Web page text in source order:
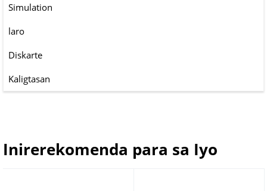
Simulation
laro
Diskarte
Kaligtasan
Inirerekomenda para sa Iyo